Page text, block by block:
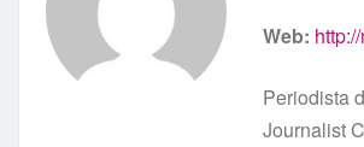
Web:
Periodista
Journalist